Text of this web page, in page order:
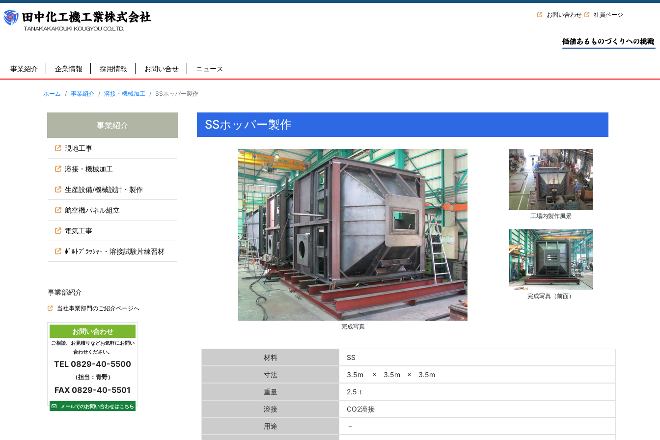
お問い合わせ 社員ページ
事業紹介 企業情報 採用情報 お問い合せ ニュース
ホーム 事業紹介 溶接・機械加工 SSホッパー製作
事業紹介
現地工事
溶接・機械加工
生産設備/機械設計・製作
航空機パネル組立
電気工事
ﾎﾞﾙﾄﾌﾞﾗｯｼｬｰ・溶接試験片練習材
事業部紹介
当社事業部門のご紹介ページへ
お問い合わせ
ご相談、お見積りなどお気軽にお問い
合わせください。
TEL 0829-40-5500
（担当：青野）
FAX 0829-40-5501
メールでのお問い合わせはこちら
SSホッパー製作
完成写真
工場内製作風景
完成写真（前面）
材料 SS
寸法 3.5m × 3.5m × 3.5m
重量 2.5ｔ
溶接 CO2溶接
用途 －